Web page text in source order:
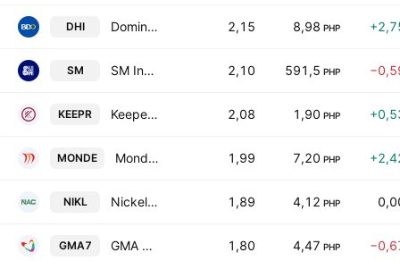
DHI Dominion Holdings, Inc. 2,15 8,98 PHP
SM SM Investments Corporation 2,10 591,5 PHP
KEEPR Keepers Holdings. Inc 2,08 1,90 PHP
MONDE Monde Nissin Corp. 1,99 7,20 PHP
NIKL Nickel Asia Corp. 1,89 4,12 PHP
GMA7 GMA Network, Inc. 1,80 4,47 PHP